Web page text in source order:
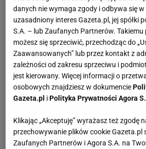
danych nie wymaga zgody i odbywa się
uzasadniony interes Gazeta.pl, jej spółki
S.A. – lub Zaufanych Partnerów.
możesz się sprzeciwić, przechodząc do
Zaawansowanych” lub przez kontakt z
zależności od zakresu sprzeciwu i
jest kierowany. Więcej informacji o
osobowych znajdziesz w dokumencie
Gazeta.pl iPolityka Prywatności Agora
Klikając „Akceptuję” wyrażasz też zgodę
przechowywanie plików cookie Gazeta.pl
Zaufanych Partnerów i Agora S.A. na